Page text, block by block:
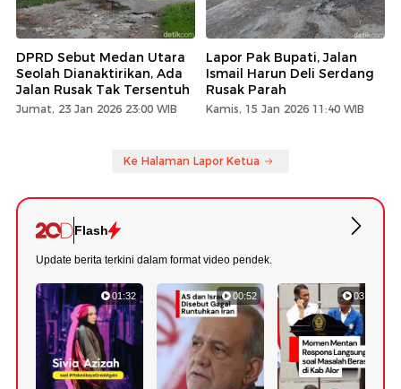
DPRD Sebut Medan Utara
Seolah Dianaktirikan, Ada
Jalan Rusak Tak Tersentuh
Jumat, 23 Jan 2026 23:00 WIB
Lapor Pak Bupati, Jalan
Ismail Harun Deli Serdang
Rusak Parah
Kamis, 15 Jan 2026 11:40 WIB
Ke Halaman Lapor Ketua
Flash
Update berita terkini dalam format video pendek.
01:32 00:52 03:22